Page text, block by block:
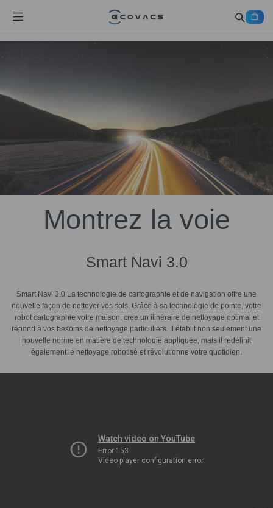
Montrez la voie
Smart Navi 3.0
Smart Navi 3.0 La technologie de cartographie et de navigation offre une
nouvelle façon de nettoyer vos sols. Grâce à sa technologie de pointe, votre
robot cartographie votre maison, crée un itinéraire de nettoyage optimal et
répond à vos besoins de nettoyage particuliers. Il établit non seulement une
nouvelle norme en matière de technologie appliquée, mais il redéfinit
également le nettoyage robotisé et révolutionne votre quotidien.